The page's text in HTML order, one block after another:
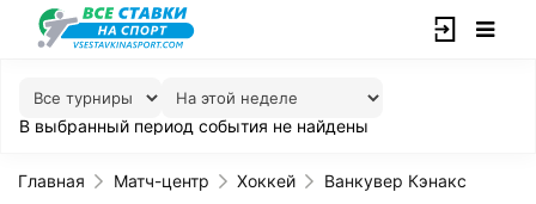
В выбранный период события не найдены
Главная Матч-центр Хоккей Ванкувер Кэнакс